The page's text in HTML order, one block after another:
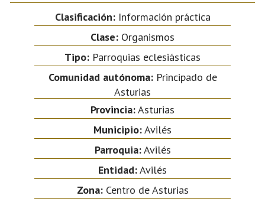
Clasificación:Información práctica
Clase: Organismos
Tipo: Parroquias eclesiásticas
Comunidad autónoma:Principado de
Asturias
Provincia:Asturias
Municipio:Avilés
Parroquia:Avilés
Entidad:Avilés
Zona:Centro de Asturias